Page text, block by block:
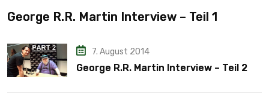
George R.R. Martin Interview – Teil 1
7. August 2014
George R.R. Martin Interview – Teil 2